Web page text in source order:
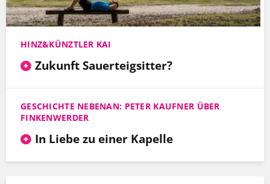
HINZ&KÜNZTLER KAI
Zukunft Sauerteigsitter?
GESCHICHTE NEBENAN: PETER KAUFNER ÜBER
FINKENWERDER
In Liebe zu einer Kapelle